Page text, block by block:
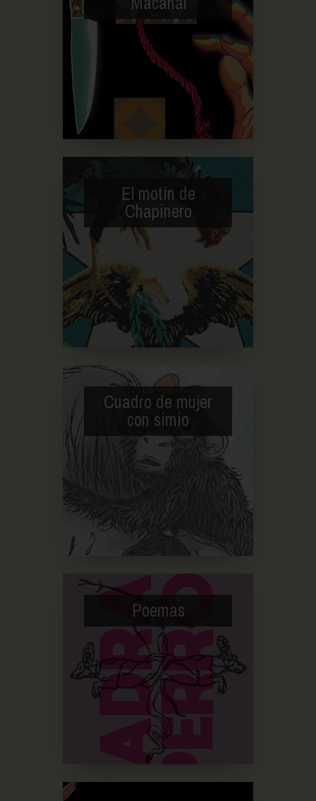
El motín de
Chapinero
Cuadro de mujer
con simio
Poemas